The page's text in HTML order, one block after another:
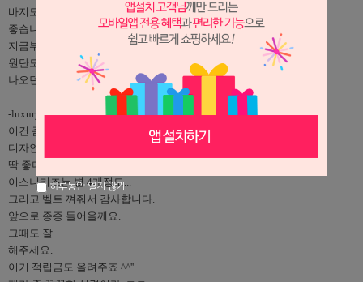
바지도
좋습니다.
지금부터 여름내내 입어도 좋겠네요.
원단도 시원한 한거 같고 옆에 디자인도 몸에 붙게 간지
나오던데요.
-luxury st sneakers 물고기 비늘 디테일-
이건 좀 비싸다 싶었는데...
디자인이 독특하고 코디에
딱 좋더라구요.
이스니커즈는 별 4개정도...
그리고 벨트 껴줘서 감사합니다.
앞으로 종종 들어올께요.
그때도 잘
해주세요.
이거 적립금도 올려주죠 ^^''
하루동안 열지 않기